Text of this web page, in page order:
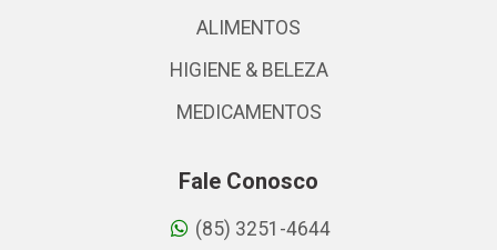
ALIMENTOS
HIGIENE & BELEZA
MEDICAMENTOS
Fale Conosco
(85) 3251-4644